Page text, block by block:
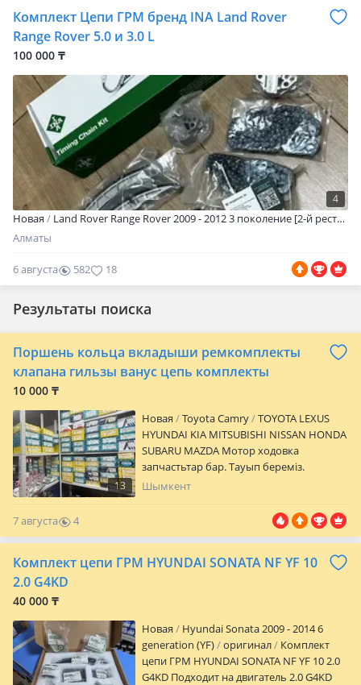
Комплект Цепи ГРМ бренд INA Land Rover
Range Rover 5.0 и 3.0 L
100 000 ₸
4
Новая
Land Rover Range Rover 2009 - 2012 3 поколение [2-й рестайлинг] (L322)
Алматы
6 августа 582 18
Результаты поиска
Поршень кольца вкладыши ремкомплекты
клапана гильзы ванус цепь комплекты
10 000 ₸
13
Новая Toyota Camry
TOYOTA LEXUS
HYUNDAI KIA MITSUBISHI NISSAN HONDA
SUBARU MAZDA Мотор ходовка
запчастьтар бар. Тауып береміз.
Шымкент и Оңтүстік Қазақстан
Бір звонок и сразу оптовый бағасымен
санап беріп доставкамен салып жберем.
Уақытты бекер құртпайсыз ары бері
барып, ыңғайлы
Шымкент
7 августа
4
0
Комплект цепи ГРМ HYUNDAI SONATA NF YF 10
2.0 G4KD
40 000 ₸
Новая
Hyundai Sonata 2009 - 2014 6
generation (YF)
оригинал
Комплект
цепи ГРМ HYUNDAI SONATA NF YF 10 2.0
G4KD Подходит на двигатель 2.0 G4KD